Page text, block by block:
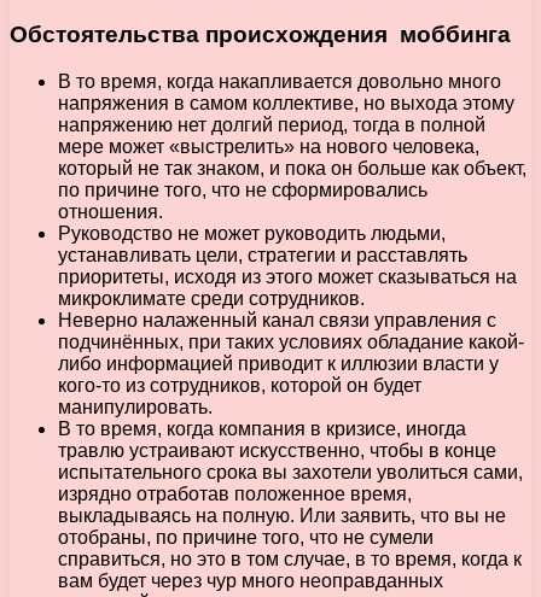
Обстоятельства происхождения моббинга
В то время, когда накапливается довольно много
напряжения в самом коллективе, но выхода этому
напряжению нет долгий период, тогда в полной
мере может «выстрелить» на нового человека,
который не так знаком, и пока он больше как объект,
по причине того, что не сформировались
отношения.
Руководство не может руководить людьми,
устанавливать цели, стратегии и расставлять
приоритеты, исходя из этого может сказываться на
микроклимате среди сотрудников.
Неверно налаженный канал связи управления с
подчинённых, при таких условиях обладание какой-
либо информацией приводит к иллюзии власти у
кого-то из сотрудников, которой он будет
манипулировать.
В то время, когда компания в кризисе, иногда
травлю устраивают искусственно, чтобы в конце
испытательного срока вы захотели уволиться сами,
изрядно отработав положенное время,
выкладываясь на полную. Или заявить, что вы не
отобраны, по причине того, что не сумели
справиться, но это в том случае, в то время, когда к
вам будет через чур много неоправданных